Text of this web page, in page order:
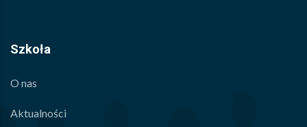
Szkoła
O nas
Aktualności